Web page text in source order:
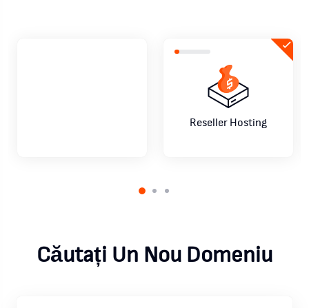
Reseller Hosting
Căutați Un Nou Domeniu